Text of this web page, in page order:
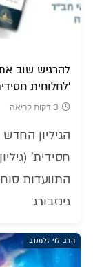
'לחלוחית
3 דקות קריאה
הגיליון
התוועדות
גינזבורג
הרב לוי זלמנוב